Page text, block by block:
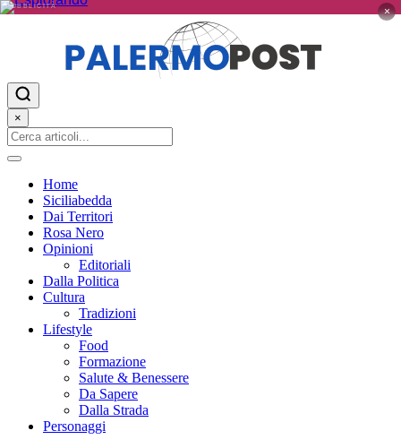
PUBBLICITÀ ×
×
Home
Siciliabedda
Dai Territori
Rosa Nero
Opinioni
Editoriali
Dalla Politica
Cultura
Tradizioni
Lifestyle
Food
Formazione
Salute & Benessere
Da Sapere
Dalla Strada
Personaggi